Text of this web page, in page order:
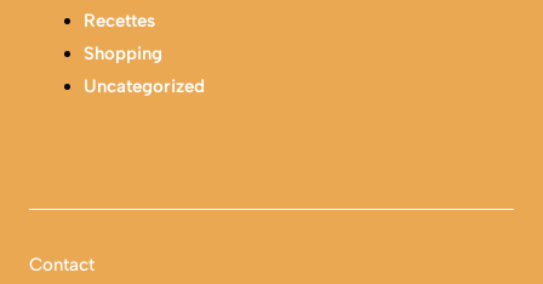
Recettes
Shopping
Uncategorized
Contact